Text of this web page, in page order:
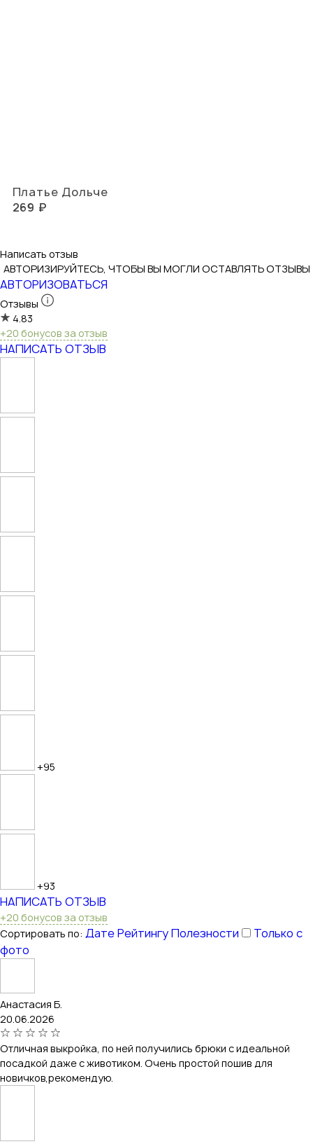
Платье Дольче
269 ₽
Написать отзыв
АВТОРИЗИРУЙТЕСЬ, ЧТОБЫ ВЫ МОГЛИ ОСТАВЛЯТЬ ОТЗЫВЫ
АВТОРИЗОВАТЬСЯ
Отзывы
4.83
+20 бонусов за отзыв
НАПИСАТЬ ОТЗЫВ
+95
+93
НАПИСАТЬ ОТЗЫВ
+20 бонусов за отзыв
Сортировать по: ДатеРейтингуПолезности
Только с
фото
Анастасия Б.
20.06.2026
Отличная выкройка, по ней получились брюки с идеальной
посадкой даже с животиком. Очень простой пошив для
новичков,рекомендую.